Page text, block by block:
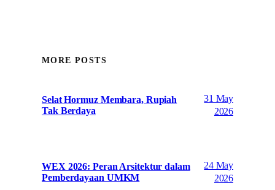
MORE POSTS
Selat Hormuz Membara, Rupiah
Tak Berdaya
31 May
2026
WEX 2026: Peran Arsitektur dalam
Pemberdayaan UMKM
24 May
2026